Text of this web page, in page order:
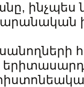
ինչպես